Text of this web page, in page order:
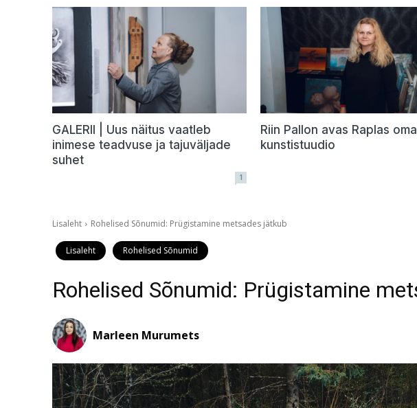
GALERII | Uus näitus vaatleb
inimese teadvuse ja tajuväljade
suhet
1
Riin Pallon avas Raplas oma
kunstistuudio